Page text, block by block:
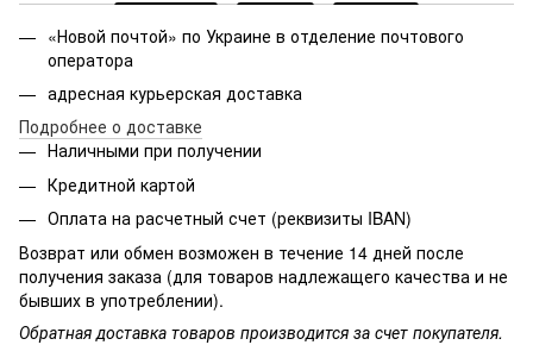
«Новой почтой» по Украине в отделение почтового
оператора
адресная курьерская доставка
Подробнее о доставке
Наличными при получении
Кредитной картой
Оплата на расчетный счет (реквизиты IBAN)
Возврат или обмен возможен в течение 14 дней после
получения заказа (для товаров надлежащего качества и не
бывших в употреблении).
Обратная доставка товаров производится за счет покупателя.